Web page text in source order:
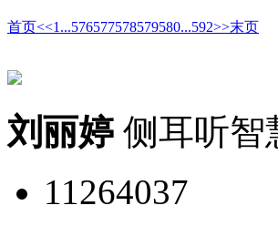
首页<<1 ...576577578579580...592>>末页
刘丽婷 侧耳听智
11264037